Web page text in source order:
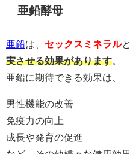
亜鉛酵母
亜鉛は、 セックスミネラル
実させる効果があります
亜鉛に期待できる効果は、
男性機能の改善
免疫力の向上
成長や発育の促進